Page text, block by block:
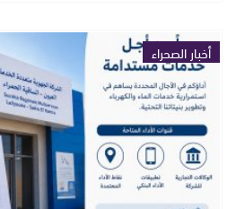
أخبار الصحراء